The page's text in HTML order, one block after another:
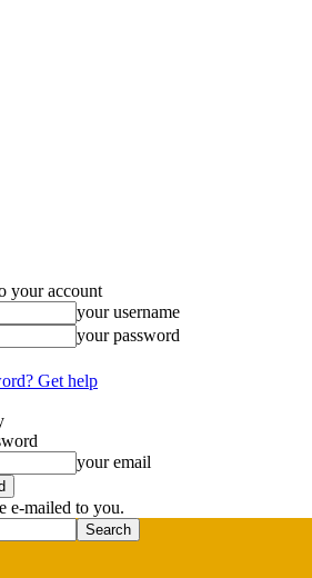
your account
your username
your password
Get help
your email
e-mailed to you.